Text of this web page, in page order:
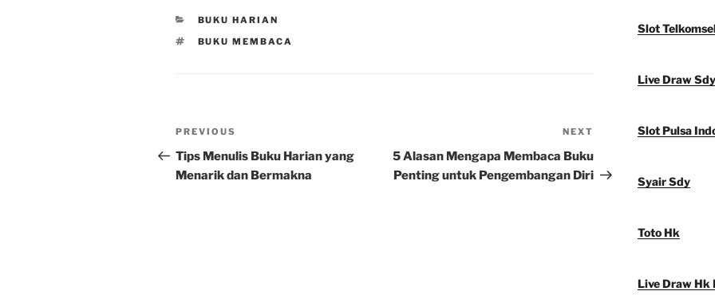
CATEGORIES
BUKU HARIAN
TAGS
BUKU MEMBACA
Post
navigation
Previous
Post
PREVIOUS
Tips Menulis Buku Harian yang
Menarik dan Bermakna
Post
NEXT
5 Alasan Mengapa Membaca Buku
Penting untuk Pengembangan Diri
Slot
Live Draw Sdy
Slot Pulsa
Syair Sdy
Toto Hk
Live Draw Hk